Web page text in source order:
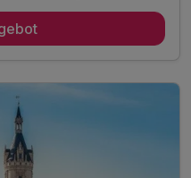
Buffet
in Schwerin
der Parkanlage